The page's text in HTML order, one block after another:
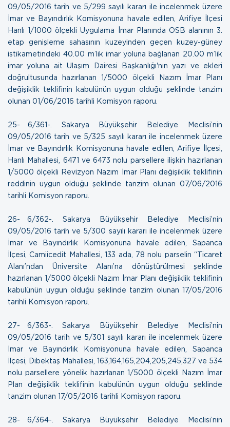
09/05/2016 tarih ve 5/299 sayılı kararı ile incelenmek üzere
İmar ve Bayındırlık Komisyonuna havale edilen, Arifiye İlçesi
Hanlı 1/1000 ölçekli Uygulama İmar Planında OSB alanının 3.
etap genişleme sahasının kuzeyinden geçen kuzey-güney
istikametindeki 40.00 m’lik imar yoluna bağlanan 20.00 m’lik
imar yoluna ait Ulaşım Dairesi Başkanlığı'nın yazı ve ekleri
doğrultusunda hazırlanan 1/5000 ölçekli Nazım İmar Planı
değişiklik teklifinin kabulünün uygun olduğu şeklinde tanzim
olunan 01/06/2016 tarihli Komisyon raporu
25- 6/361-. Sakarya Büyükşehir Belediye Meclisi’nin
09/05/2016 tarih ve 5/325 sayılı kararı ile incelenmek üzere
İmar ve Bayındırlık Komisyonuna havale edilen, Arifiye İlçesi,
Hanlı Mahallesi, 6471 ve 6473 nolu parsellere ilişkin hazırlanan
1/5000 ölçekli Revizyon Nazım İmar Planı değişiklik teklifinin
reddinin uygun olduğu şeklinde tanzim olunan 07/06/2016
tarihli Komisyon raporu.
26- 6/362-. Sakarya Büyükşehir Belediye Meclisi’nin
09/05/2016 tarih ve 5/300 sayılı kararı ile incelenmek üzere
İmar ve Bayındırlık Komisyonuna havale edilen, Sapanca
İlçesi, Camiicedit Mahallesi, 133 ada, 78 nolu parselin “Ticaret
Alanı’ndan Üniversite Alanı’na dönüştürülmesi şeklinde
hazırlanan 1/5000 ölçekli Nazım İmar Planı değişiklik teklifinin
kabulünün uygun olduğu şeklinde tanzim olunan 17/05/2016
tarihli Komisyon raporu.
27- 6/363-. Sakarya Büyükşehir Belediye Meclisi’nin
09/05/2016 tarih ve 5/301 sayılı kararı ile incelenmek üzere
İmar ve Bayındırlık Komisyonuna havale edilen, Sapanca
İlçesi, Dibektaş Mahallesi, 163,164,165,204,205,245,327 ve 534
nolu parsellere yönelik hazırlanan 1/5000 ölçekli Nazım İmar
Plan değişiklik teklifinin kabulünün uygun olduğu şeklinde
tanzim olunan 17/05/2016 tarihli Komisyon raporu
28- 6/364-. Sakarya Büyükşehir Belediye Meclisi’nin